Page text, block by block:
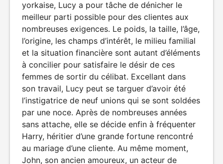
yorkaise, Lucy a pour tâche de dénicher le
meilleur parti possible pour des clientes aux
nombreuses exigences. Le poids, la taille, l’âge,
l’origine, les champs d’intérêt, le milieu familial
et la situation financière sont autant d’éléments
à concilier pour satisfaire le désir de ces
femmes de sortir du célibat. Excellant dans
son travail, Lucy peut se targuer d’avoir été
l’instigatrice de neuf unions qui se sont soldées
par une noce. Après de nombreuses années
sans attache, elle se décide enfin à fréquenter
Harry, héritier d’une grande fortune rencontré
au mariage d’une cliente. Au même moment,
John, son ancien amoureux, un acteur de